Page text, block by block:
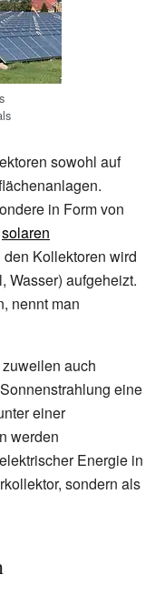
sowohl auf
in Form von
solaren
Kollektoren wird
Wasser) aufgeheizt.
nennt man
auch
eine
einer
werden
Energie in
sondern als